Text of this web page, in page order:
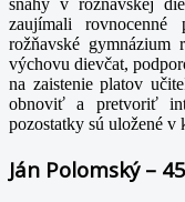
snahy v rožňavskej
zaujímali rovnocenné
rožňavské gymnázium
výchovu dievčat,
na zaistenie platov
obnoviť a pretvoriť
pozostatky sú uložené v
Ján Polomský –